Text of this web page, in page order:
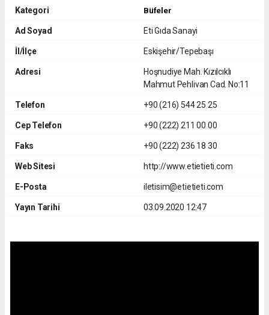
Kategori Büfeler
Ad Soyad Eti Gıda Sanayi
İl/İlçe Eskişehir/Tepebaşı
Adresi
Hoşnudiye Mah. Kızılcıklı
Mahmut Pehlivan Cad. No:11
Telefon +90 (216) 544 25 25
Cep Telefon +90 (222) 211 00 00
Faks +90 (222) 236 18 30
Web Sitesi http://www.etietieti.com
E-Posta iletisim@etietieti.com
Yayın Tarihi 03.09.2020 12:47